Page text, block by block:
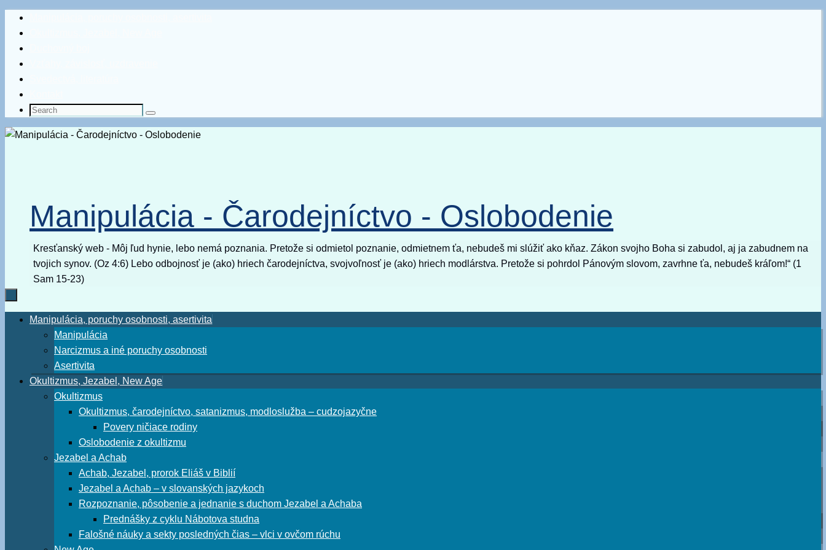
Skip
content
Search
Search
Manipulácia - Čarodejníctvo - Oslobodenie
Kresťanský web - Môj ľud hynie, lebo nemá poznania. Pretože si odmietol poznanie, odmietnem ťa, nebudeš mi slúžiť ako kňaz. Zákon svojho Boha si zabudol, aj ja zabudnem na
tvojich synov. (Oz 4:6) Lebo odbojnosť je (ako) hriech čarodejníctva, svojvoľnosť je (ako) hriech modlárstva. Pretože si pohrdol Pánovým slovom, zavrhne ťa, nebudeš kráľom!“ (1
Sam 15-23)
Skip
Manipulácia, poruchy osobnosti, asertivita
Manipulácia
Narcizmus a iné poruchy osobnosti
Asertivita
Okultizmus, Jezabel, New Age
Okultizmus
Okultizmus, čarodejníctvo, satanizmus, modloslužba – cudzojazyčne
Povery ničiace rodiny
Oslobodenie z okultizmu
Jezabel a Achab
Achab, Jezabel, prorok Eliáš v Biblií
Jezabel a Achab – v slovanských jazykoch
Rozpoznanie, pôsobenie a jednanie s duchom Jezabel a Achaba
Prednášky z cyklu Nábotova studna
Falošné náuky a sekty posledných čias – vlci v ovčom rúchu